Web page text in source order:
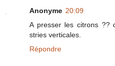
Anonyme 20:09
A presser les citrons ??
stries verticales.
Répondre